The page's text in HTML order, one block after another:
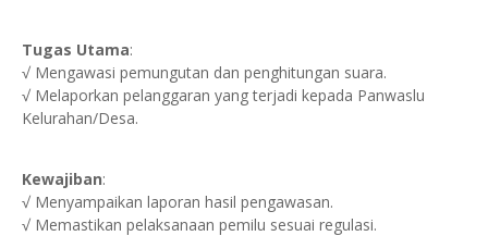
Tugas Utama:
√ Mengawasi pemungutan dan penghitungan suara.
√ Melaporkan pelanggaran yang terjadi kepada Panwaslu
Kelurahan/Desa.
Kewajiban:
√ Menyampaikan laporan hasil pengawasan.
√ Memastikan pelaksanaan pemilu sesuai regulasi.